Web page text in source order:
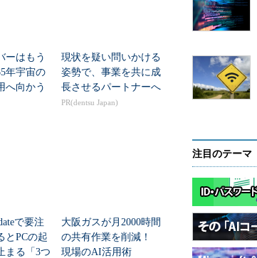
ーはもう
年宇宙の
向かう
現状を疑い問いかける
姿勢で、事業を共に成
長させるパートナーへ
PR(dentsu Japan)
で要注
PCの起
まる「3つ
大阪ガスが月2000時間
の共有作業を削減！
現場のAI活用術
注目のテーマ